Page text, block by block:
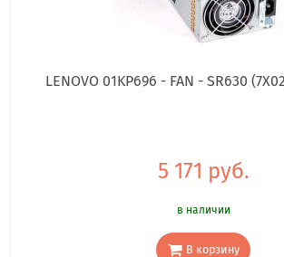
LENOVO 01KP696 - FAN - SR630
5 171 руб.
в наличии
В корзину